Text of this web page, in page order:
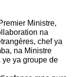
Ministre,
na
chef ya
na Ministre
ya groupe de